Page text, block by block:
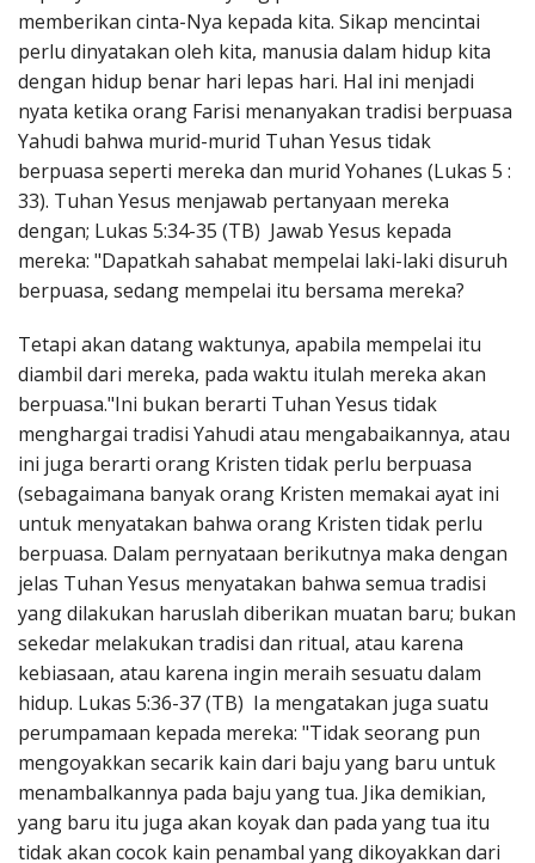
memberikan cinta-Nya kepada kita. Sikap mencintai
perlu dinyatakan oleh kita, manusia dalam hidup kita
dengan hidup benar hari lepas hari. Hal ini menjadi
nyata ketika orang Farisi menanyakan tradisi berpuasa
Yahudi bahwa murid-murid Tuhan Yesus tidak
berpuasa seperti mereka dan murid Yohanes (Lukas 5 :
33). Tuhan Yesus menjawab pertanyaan mereka
dengan; Lukas 5:34-35 (TB) Jawab Yesus kepada
mereka: "Dapatkah sahabat mempelai laki-laki disuruh
berpuasa, sedang mempelai itu bersama mereka?
Tetapi akan datang waktunya, apabila mempelai itu
diambil dari mereka, pada waktu itulah mereka akan
berpuasa."Ini bukan berarti Tuhan Yesus tidak
menghargai tradisi Yahudi atau mengabaikannya, atau
ini juga berarti orang Kristen tidak perlu berpuasa
(sebagaimana banyak orang Kristen memakai ayat ini
untuk menyatakan bahwa orang Kristen tidak perlu
berpuasa. Dalam pernyataan berikutnya maka dengan
jelas Tuhan Yesus menyatakan bahwa semua tradisi
yang dilakukan haruslah diberikan muatan baru; bukan
sekedar melakukan tradisi dan ritual, atau karena
kebiasaan, atau karena ingin meraih sesuatu dalam
hidup. Lukas 5:36-37 (TB) Ia mengatakan juga suatu
perumpamaan kepada mereka: "Tidak seorang pun
mengoyakkan secarik kain dari baju yang baru untuk
menambalkannya pada baju yang tua. Jika demikian,
yang baru itu juga akan koyak dan pada yang tua itu
tidak akan cocok kain penambal yang dikoyakkan dari